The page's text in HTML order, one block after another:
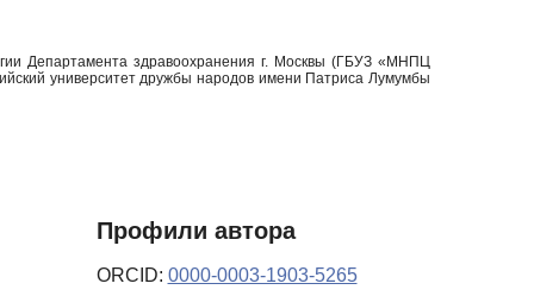
Департамента здравоохранения г. Москвы (ГБУЗ «МНПЦ
университет дружбы народов имени Патриса Лумумбы
Профили автора
ORCID: 0000-0003-1903-5265